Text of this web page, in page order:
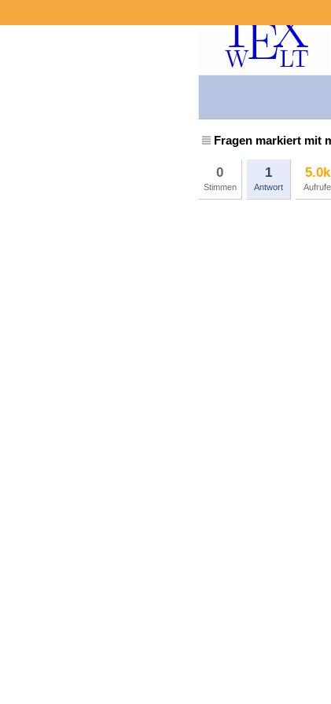
Fragen markiert mit
0
Stimmen
1
Antwort
5.0k
Aufrufe